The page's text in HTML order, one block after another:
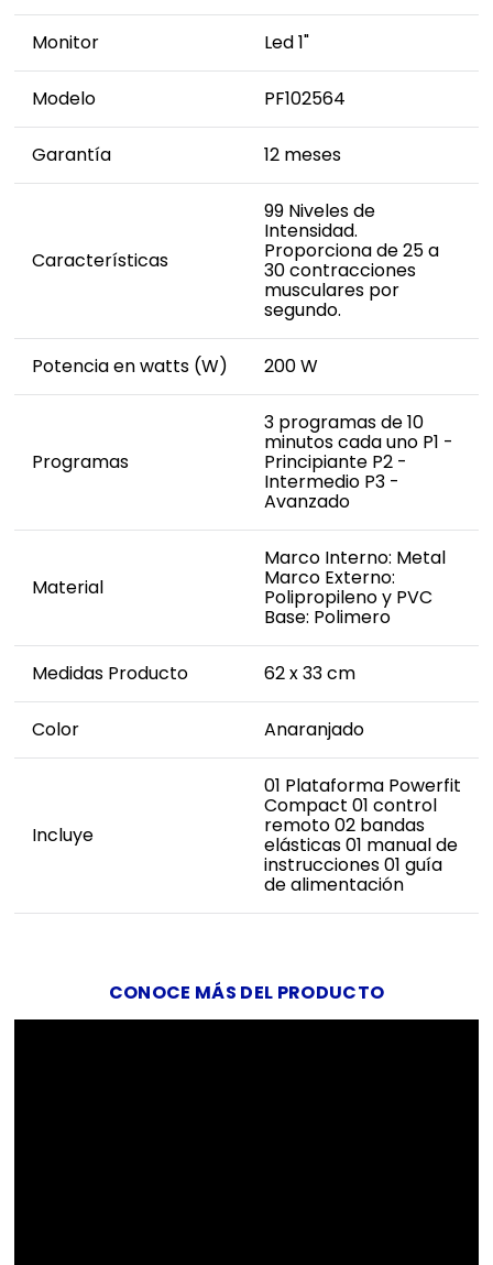
Monitor Led 1"
Modelo PF102564
Garantía 12 meses
Características
99 Niveles de
Intensidad.
Proporciona de 25 a
30 contracciones
musculares por
segundo.
Potencia en watts (W) 200 W
Programas
3 programas de 10
minutos cada uno P1 -
Principiante P2 -
Intermedio P3 -
Avanzado
Material
Marco Interno: Metal
Marco Externo:
Polipropileno y PVC
Base: Polimero
Medidas Producto 62 x 33 cm
Color Anaranjado
Incluye
01 Plataforma Powerfit
Compact 01 control
remoto 02 bandas
elásticas 01 manual de
instrucciones 01 guía
de alimentación
CONOCE MÁS DEL PRODUCTO